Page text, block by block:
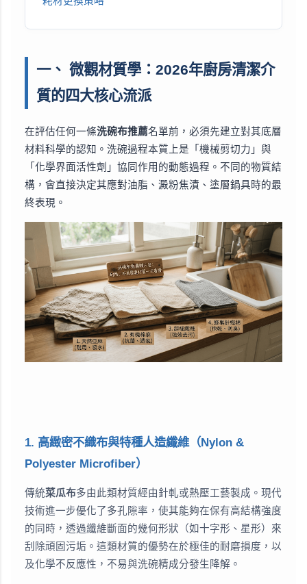
一、 微觀材質學：2026年廚房清潔介
質的四大核心流派
在評估任何一條洗碗布推薦名單前，必須先建立對其底層
材料科學的認知。洗碗過程本質上是「機械剪切力」與
「化學界面活性劑」協同作用的動態過程。不同的物質結
構，會直接決定其應對油脂、澱粉焦漬、塗層鍋具時的最
終表現。
1. 高緻密不織布與特種人造纖維（Nylon &
Polyester Microfiber）
傳統菜瓜布多由此類材質經由針軋或熱壓工藝製成。現代
技術進一步優化了多孔隙率，使其能夠在保有高結構強度
的同時，透過纖維斷面的幾何形狀（如十字形、星形）來
刮除頑固污垢。這類材質的優勢在於極佳的耐磨損度，以
及化學不反應性，不易與洗碗精成分發生降解。